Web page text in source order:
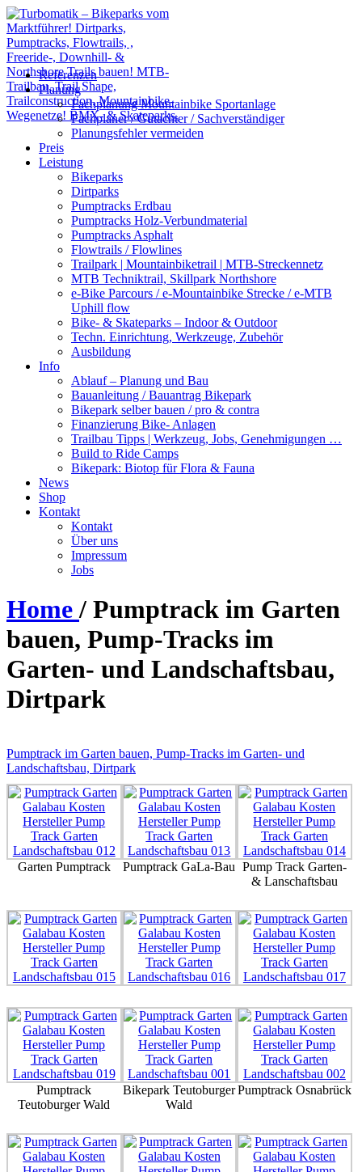
Referenzen
Planung
Fachplanung Mountainbike Sportanlage
Fachplaner / Gutachter / Sachverständiger
Planungsfehler vermeiden
Preis
Leistung
Bikeparks
Dirtparks
Pumptracks Erdbau
Pumptracks Holz-Verbundmaterial
Pumptracks Asphalt
Flowtrails / Flowlines
Trailpark | Mountainbiketrail | MTB-Streckennetz
MTB Techniktrail, Skillpark Northshore
e-Bike Parcours / e-Mountainbike Strecke / e-MTB
Uphill flow
Bike- & Skateparks – Indoor & Outdoor
Techn. Einrichtung, Werkzeuge, Zubehör
Ausbildung
Info
Ablauf – Planung und Bau
Bauanleitung / Bauantrag Bikepark
Bikepark selber bauen / pro & contra
Finanzierung Bike- Anlagen
Trailbau Tipps | Werkzeug, Jobs, Genehmigungen …
Build to Ride Camps
Bikepark: Biotop für Flora & Fauna
News
Shop
Kontakt
Kontakt
Über uns
Impressum
Jobs
Home/ Pumptrack im Garten
bauen, Pump-Tracks im
Garten- und Landschaftsbau,
Dirtpark
Pumptrack im Garten bauen, Pump-Tracks im Garten- und
Landschaftsbau, Dirtpark
Garten Pumptrack Pumptrack GaLa-Bau Pump Track Garten-
& Lanschaftsbau
Pumptrack
Teutoburger Wald
Bikepark Teutoburger
Wald
Pumptrack Osnabrück